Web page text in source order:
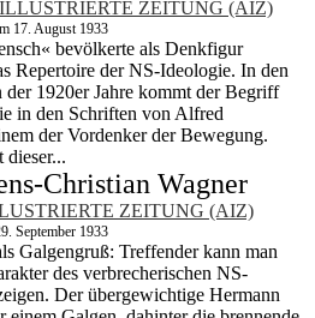
ZEITUNG (AIZ)
17. August 1933
bevölkerte als Denkfigur
Repertoire der NS-Ideologie. In den
der 1920er Jahre kommt der Begriff
in den Schriften von Alfred
der Vordenker der Bewegung.
dieser...
Christian Wagner
ZEITUNG (AIZ)
September 1933
Galgengruß: Treffender kann man
des verbrecherischen NS-
Der übergewichtige Hermann